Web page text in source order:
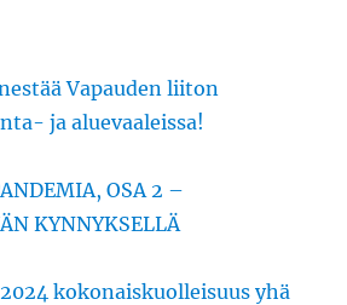
Vapauden liiton
ja aluevaaleissa!
OSA 2 –
KYNNYKSELLÄ
kokonaiskuolleisuus yhä